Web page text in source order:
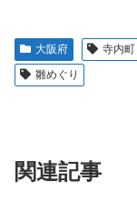
大阪府 寺内町
雛めぐり
関連記事